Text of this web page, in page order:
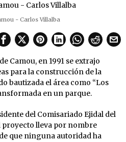
- Carlos Villalba
Camou, en 1991 se extrajo
para la construcción de la
bautizada el área como “Los
en un parque.
del Comisariado Ejidal del
proyecto lleva por nombre
que ninguna autoridad ha